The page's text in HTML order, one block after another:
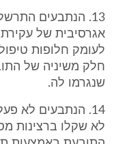
13. הנתבעים
אגרסיבית של עקירת
לעומק חלופות
חלק משיניה של
שנגרמו לה.
14. הנתבעים לא
לא שקלו ברצינות